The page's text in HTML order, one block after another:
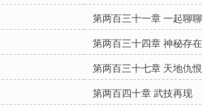
第两百三十一章 一起聊聊
第两百三十四章 神秘存在
第两百三十七章 天地仇恨
第两百四十章 武技再现